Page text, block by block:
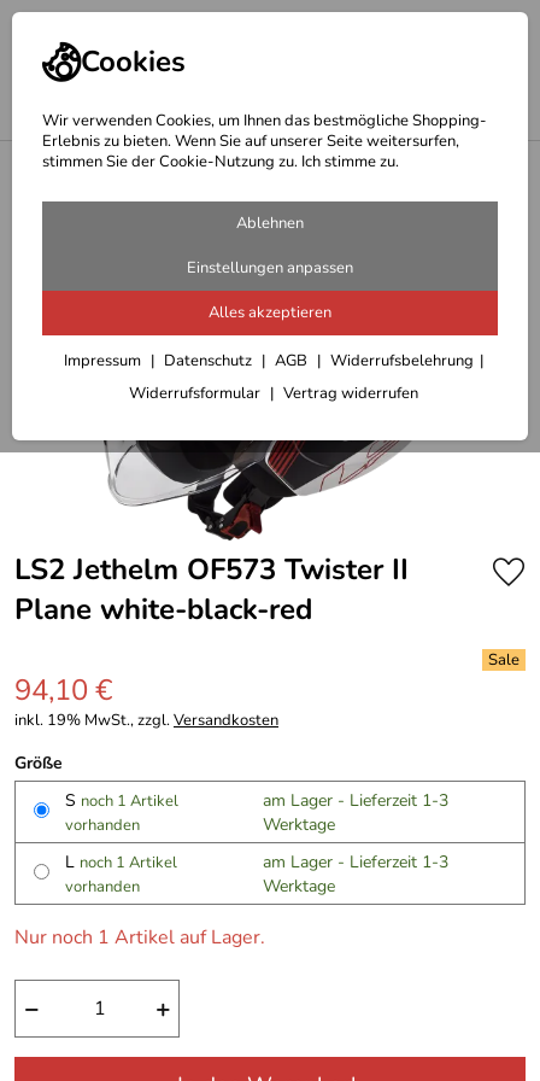
Cookies
Wir verwenden Cookies, um Ihnen das bestmögliche Shopping-
Erlebnis zu bieten. Wenn Sie auf unserer Seite weitersurfen,
stimmen Sie der Cookie-Nutzung zu. Ich stimme zu.
Ablehnen
Einstellungen anpassen
Alles akzeptieren
Impressum Datenschutz AGB
Widerrufsbelehrung
Widerrufsformular
Vertrag widerrufen
Helme- alle Marken
LS2 Jethelm OF573 Twister II
Plane white-black-red
94,10 €
inkl. 19% MwSt., zzgl.Versandkosten
Größe
S noch 1 Artikel
vorhanden
am Lager - Lieferzeit 1-3
Werktage
L noch 1 Artikel
vorhanden
am Lager - Lieferzeit 1-3
Werktage
Nur noch 1 Artikel auf Lager.
− +